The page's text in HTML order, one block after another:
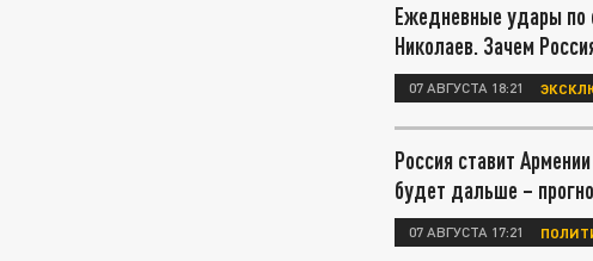
Ежедневные удары по
Николаев. Зачем
07 АВГУСТА 18:21
Россия ставит
будет дальше –
07 АВГУСТА 17:21